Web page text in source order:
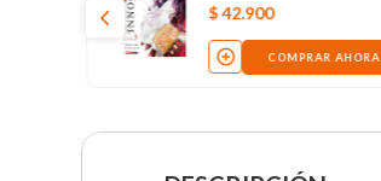
$42.900
COMPRAR AHORA